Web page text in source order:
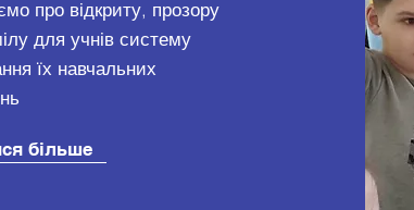
про відкриту, прозору
для учнів систему
їх навчальних
більше